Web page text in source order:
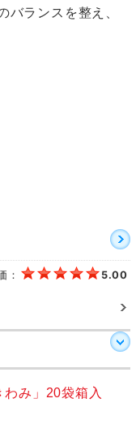
ランスを整え、
： 5.00
み」20袋箱入